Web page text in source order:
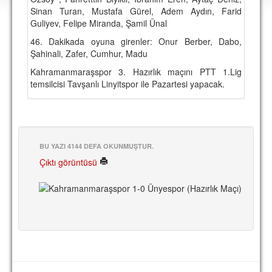
DEPLASMAN
LİSANSLI ÜRÜNLER
MULTİMEDYA
FOTOĞRAF & VİDEOLAR
MARŞ & TEZAHÜRATLAR
AMBLEM
SPOR TESİSLERİ
YÖNETİM KURULU
Sinan Turan, Mustafa Gürel, Adem Aydın, Farid
Guliyev, Felipe Miranda, Şamil Ünal
46. Dakikada oyuna girenler:Onur Berber, Dabo,
Şahinali, Zafer, Cumhur, Madu
Kahramanmaraşspor 3. Hazırlık maçını PTT 1.Lig
temsilcisi Tavşanlı Linyitspor ile Pazartesi yapacak.
BU YAZI 4144 DEFA OKUNMUŞTUR.
Çıktı görüntüsü